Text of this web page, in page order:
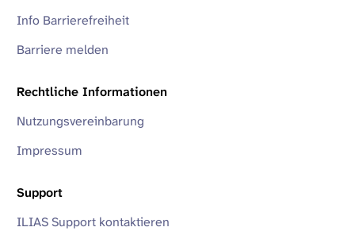
Info Barrierefreiheit
Barriere melden
Rechtliche Informationen
Nutzungsvereinbarung
Impressum
Support
ILIAS Support kontaktieren